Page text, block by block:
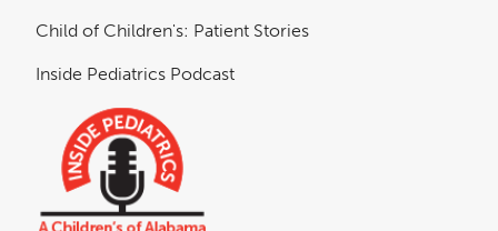
Child of Children's: Patient Stories
Inside Pediatrics Podcast